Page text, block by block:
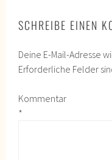
SCHREIBE EINEN
Deine E-Mail-Adresse
Erforderliche Felder
Kommentar
*